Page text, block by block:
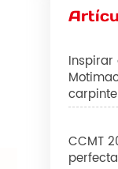
Inspirar
CCMT